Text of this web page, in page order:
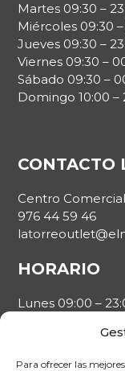
Para ofrecer las
Martes 09:30 –
Miércoles 09:30
Jueves 09:30 –
Viernes 09:30 –
Sábado 09:30 –
Domingo 10:00 –
CONTACTO
Centro
976 44 59 46
HORARIO
Lunes 09:00 –
Miércoles 09:00